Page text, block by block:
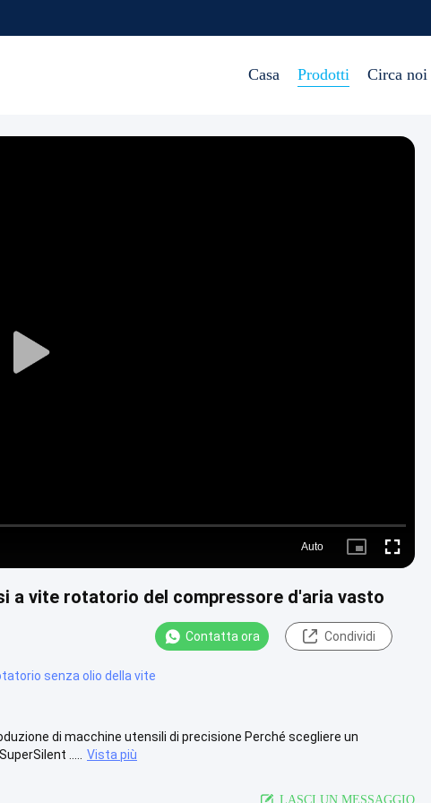
Casa Prodotti Circa noi
Play
Auto
Picture- Fullscreen
a vite rotatorio del compressore d'aria vasto
Contatta ora Condividi
senza olio della vite
di macchine utensili di precisione Perché scegliere un
.....
Vista più
LASCI UN MESSAGGIO